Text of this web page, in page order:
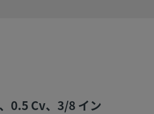
0.5 Cv、3/8 イン